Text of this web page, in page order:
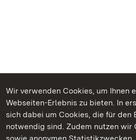
Wir verwenden Cookies, um Ihnen
Webseiten-Erlebnis zu bieten. In
sich dabei um Cookies, die für den
notwendig sind. Zudem nutzen wir
Kommen. Staunen. Genießen.